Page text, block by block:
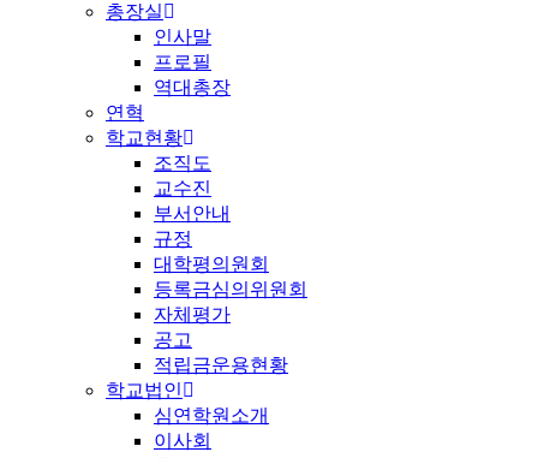
총장실
인사말
프로필
역대총장
연혁
학교현황
조직도
교수진
부서안내
규정
대학평의원회
등록금심의위원회
자체평가
공고
적립금운용현황
학교법인
심연학원소개
이사회